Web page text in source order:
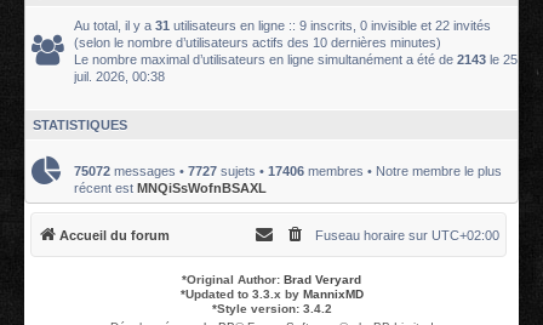
Au total, il y a 31 utilisateurs en ligne :: 9 inscrits, 0 invisible et 22 invités
(selon le nombre d’utilisateurs actifs des 10 dernières minutes)
Le nombre maximal d’utilisateurs en ligne simultanément a été de 2143 le 25
juil. 2026, 00:38
STATISTIQUES
75072 messages • 7727 sujets • 17406 membres • Notre membre le plus
récent est MNQiSsWofnBSAXL
Accueil du forum Fuseau horaire sur UTC+02:00
*Original Author: Brad Veryard
*Updated to 3.3.x by MannixMD
*Style version: 3.4.2